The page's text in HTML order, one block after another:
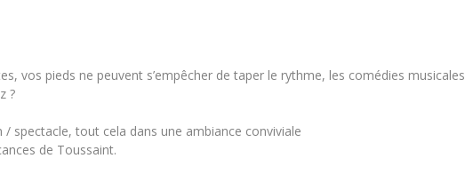
vos pieds ne peuvent s’empêcher de taper le rythme, les comédies musicales
?
spectacle, tout cela dans une ambiance conviviale
de Toussaint.